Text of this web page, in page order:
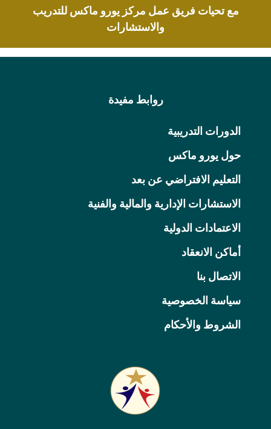
مع تحيات فريق عمل مركز يورو ماكس للتدريب
والاستشارات
روابط مفيدة
الدورات التدريبية
حول يورو ماكس
التعليم الافتراضي عن بعد
الاستشارات الإدارية والمالية والفنية
الاعتمادات الدولية
أماكن الانعقاد
الاتصال بنا
سياسة الخصوصية
الشروط والأحكام